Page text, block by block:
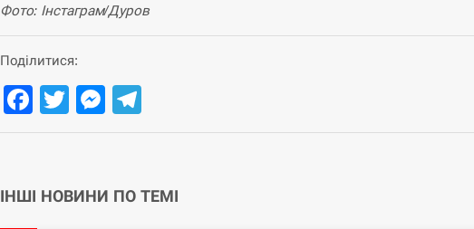
Фото: Інстаграм/Дуров
Поділитися:
Facebook
TwitterMessenger
ІНШІ НОВИНИ ПО ТЕМІ